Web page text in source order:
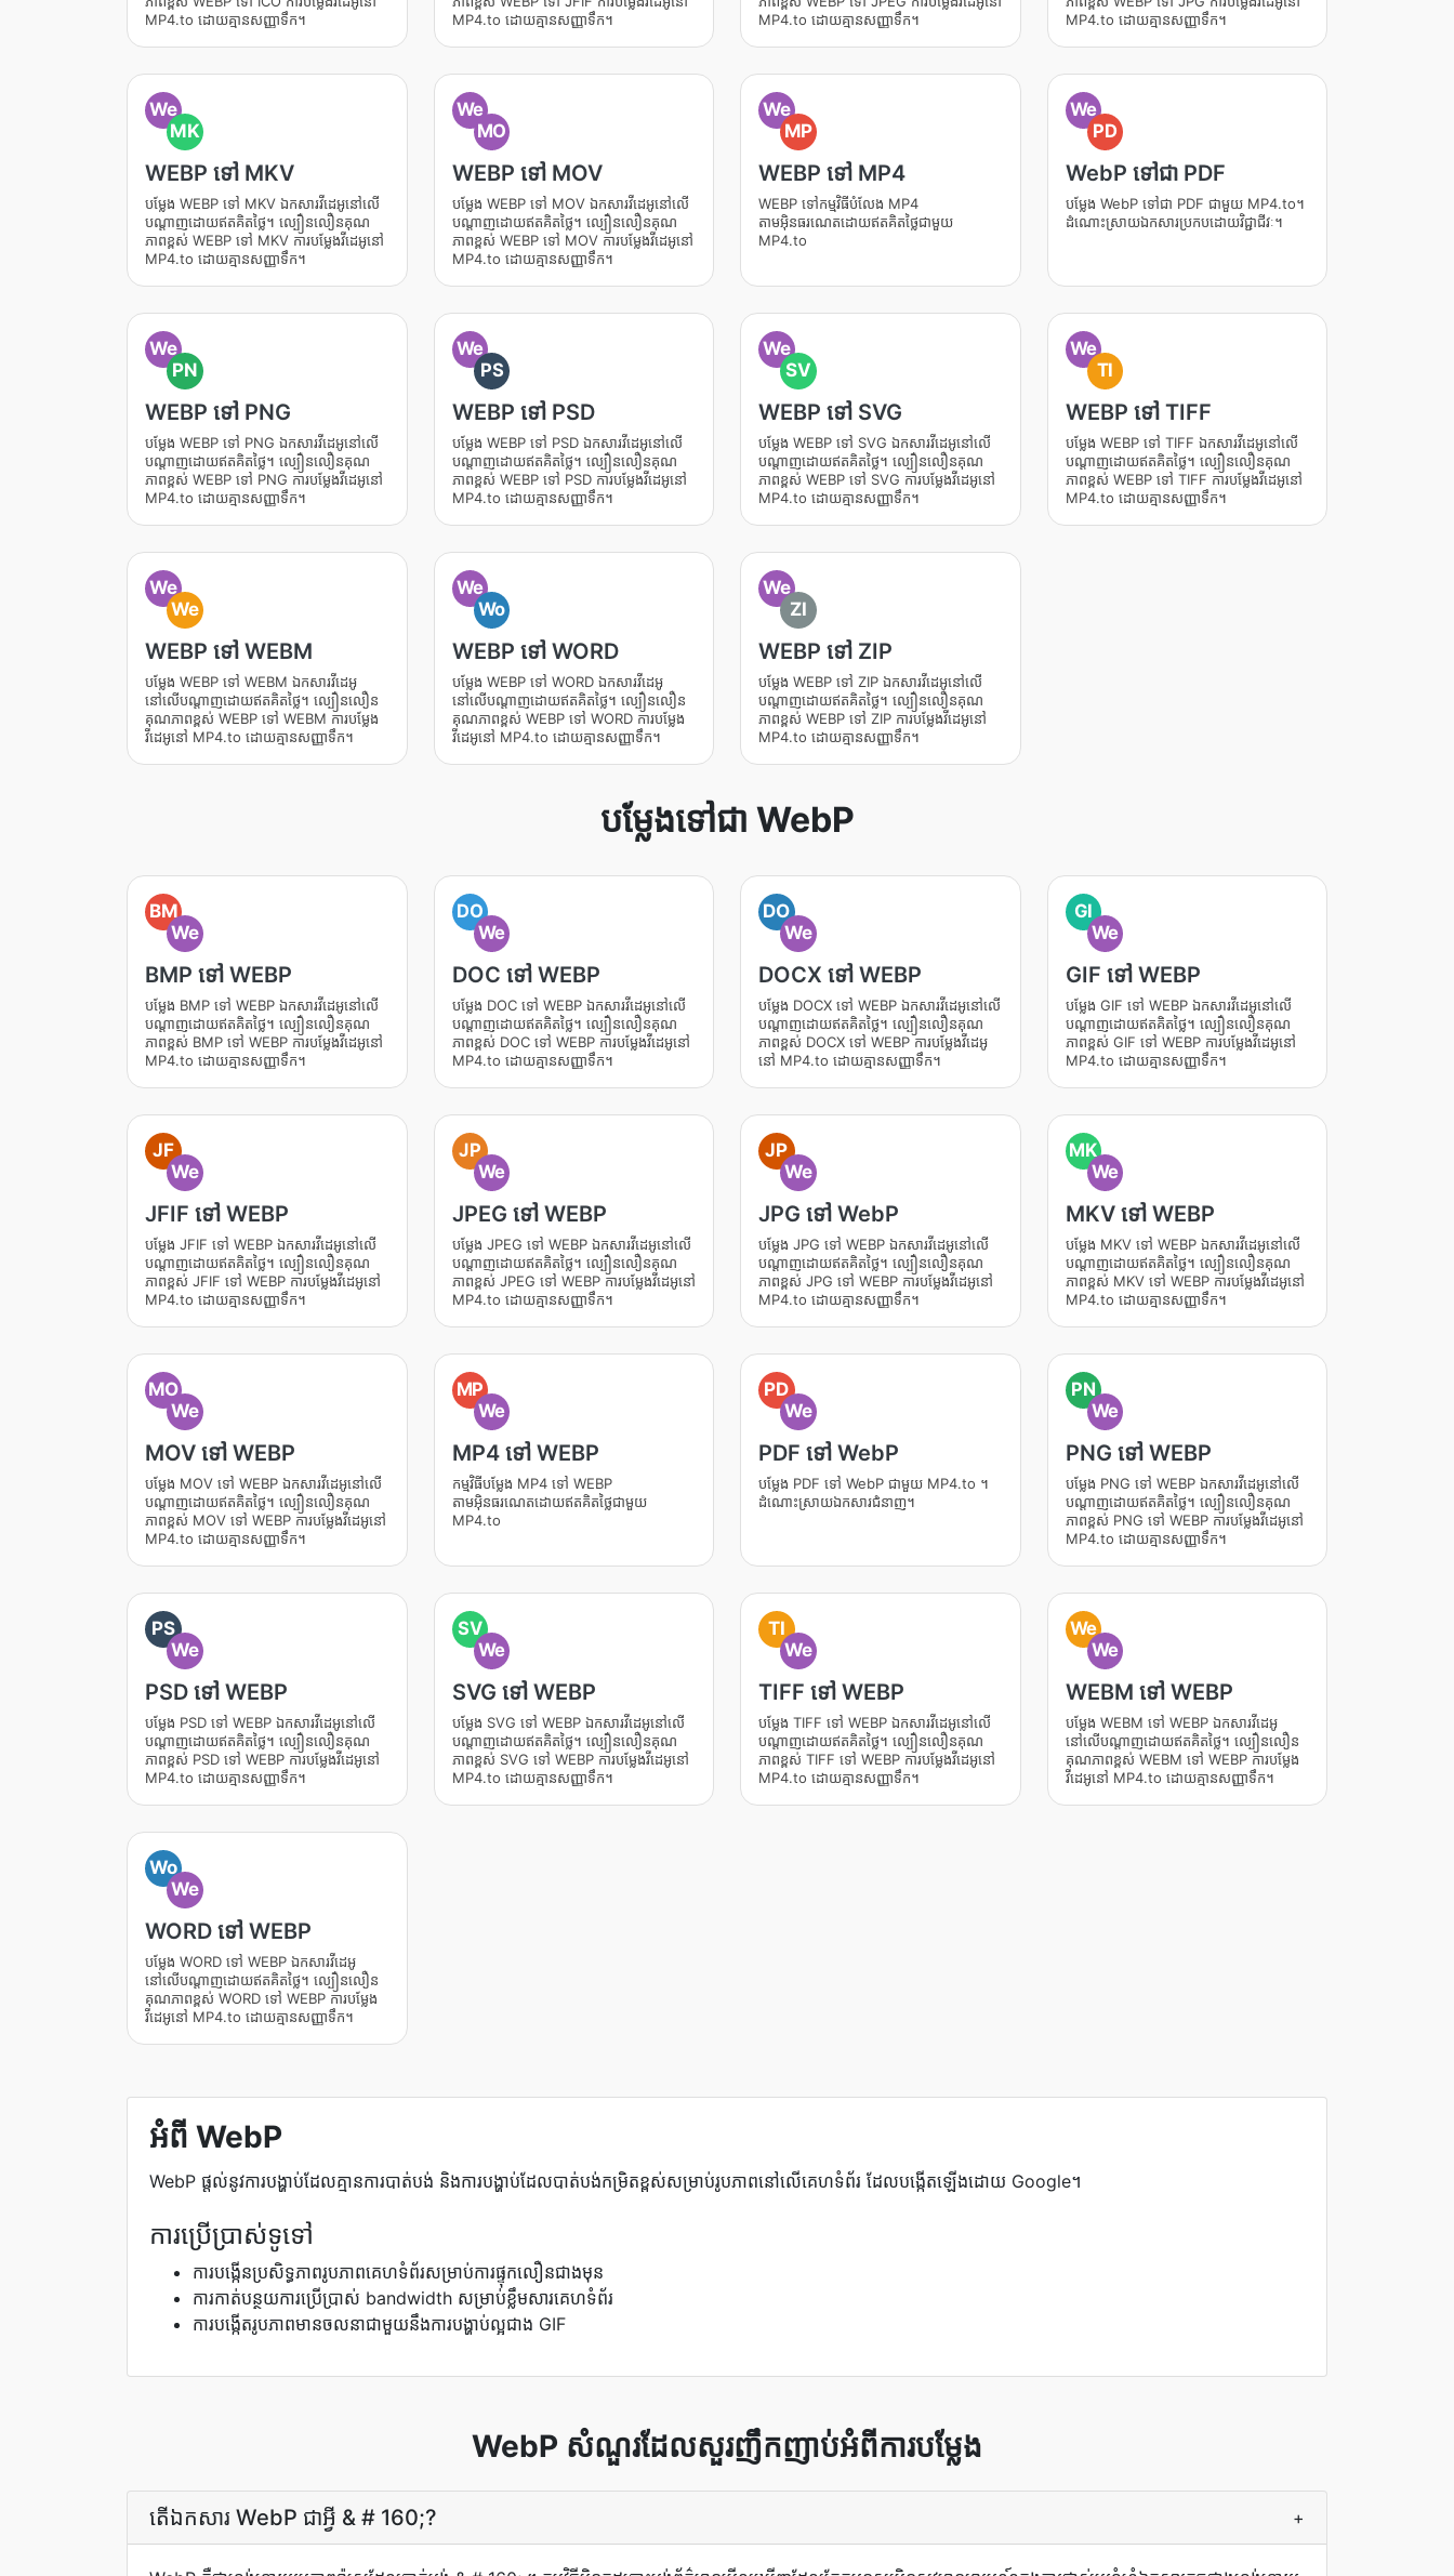
MP4.to ដោយគ្មានសញ្ញាទឹក។
MP4.to ដោយគ្មានសញ្ញាទឹក។
MP4.to ដោយគ្មានសញ្ញាទឹក។
MP4.to ដោយគ្មានសញ្ញាទឹក។
We
MK
WEBP ទៅ MKV
បម្លែង WEBP ទៅ MKV ឯកសារវីដេអូនៅលើ
បណ្តាញដោយឥតគិតថ្លៃ។ ល្បឿនលឿនគុណ
ភាពខ្ពស់ WEBP ទៅ MKV ការបម្លែងវីដេអូនៅ
MP4.to ដោយគ្មានសញ្ញាទឹក។
We
MO
WEBP ទៅ MOV
បម្លែង WEBP ទៅ MOV ឯកសារវីដេអូនៅលើ
បណ្តាញដោយឥតគិតថ្លៃ។ ល្បឿនលឿនគុណ
ភាពខ្ពស់ WEBP ទៅ MOV ការបម្លែងវីដេអូនៅ
MP4.to ដោយគ្មានសញ្ញាទឹក។
We
MP
WEBP ទៅ MP4
WEBP ទៅកម្មវិធីបំលែង MP4
តាមអ៊ិនធរណេតដោយឥតគិតថ្លៃជាមួយ
MP4.to
We
PD
WebP ទៅជា PDF
បម្លែង WebP ទៅជា PDF ជាមួយ MP4.to។
ដំណោះស្រាយឯកសារប្រកបដោយវិជ្ជាជីវៈ។
We
PN
WEBP ទៅ PNG
បម្លែង WEBP ទៅ PNG ឯកសារវីដេអូនៅលើ
បណ្តាញដោយឥតគិតថ្លៃ។ ល្បឿនលឿនគុណ
ភាពខ្ពស់ WEBP ទៅ PNG ការបម្លែងវីដេអូនៅ
MP4.to ដោយគ្មានសញ្ញាទឹក។
We
PS
WEBP ទៅ PSD
បម្លែង WEBP ទៅ PSD ឯកសារវីដេអូនៅលើ
បណ្តាញដោយឥតគិតថ្លៃ។ ល្បឿនលឿនគុណ
ភាពខ្ពស់ WEBP ទៅ PSD ការបម្លែងវីដេអូនៅ
MP4.to ដោយគ្មានសញ្ញាទឹក។
We
SV
WEBP ទៅ SVG
បម្លែង WEBP ទៅ SVG ឯកសារវីដេអូនៅលើ
បណ្តាញដោយឥតគិតថ្លៃ។ ល្បឿនលឿនគុណ
ភាពខ្ពស់ WEBP ទៅ SVG ការបម្លែងវីដេអូនៅ
MP4.to ដោយគ្មានសញ្ញាទឹក។
We
TI
WEBP ទៅ TIFF
បម្លែង WEBP ទៅ TIFF ឯកសារវីដេអូនៅលើ
បណ្តាញដោយឥតគិតថ្លៃ។ ល្បឿនលឿនគុណ
ភាពខ្ពស់ WEBP ទៅ TIFF ការបម្លែងវីដេអូនៅ
MP4.to ដោយគ្មានសញ្ញាទឹក។
We
We
WEBP ទៅ WEBM
បម្លែង WEBP ទៅ WEBM ឯកសារវីដេអូ
នៅលើបណ្តាញដោយឥតគិតថ្លៃ។ ល្បឿនលឿន
គុណភាពខ្ពស់ WEBP ទៅ WEBM ការបម្លែង
វីដេអូនៅ MP4.to ដោយគ្មានសញ្ញាទឹក។
We
Wo
WEBP ទៅ WORD
បម្លែង WEBP ទៅ WORD ឯកសារវីដេអូ
នៅលើបណ្តាញដោយឥតគិតថ្លៃ។ ល្បឿនលឿន
គុណភាពខ្ពស់ WEBP ទៅ WORD ការបម្លែង
វីដេអូនៅ MP4.to ដោយគ្មានសញ្ញាទឹក។
We
ZI
WEBP ទៅ ZIP
បម្លែង WEBP ទៅ ZIP ឯកសារវីដេអូនៅលើ
បណ្តាញដោយឥតគិតថ្លៃ។ ល្បឿនលឿនគុណ
ភាពខ្ពស់ WEBP ទៅ ZIP ការបម្លែងវីដេអូនៅ
MP4.to ដោយគ្មានសញ្ញាទឹក។
បម្លែងទៅជា WebP
BM
We
BMP ទៅ WEBP
បម្លែង BMP ទៅ WEBP ឯកសារវីដេអូនៅលើ
បណ្តាញដោយឥតគិតថ្លៃ។ ល្បឿនលឿនគុណ
ភាពខ្ពស់ BMP ទៅ WEBP ការបម្លែងវីដេអូនៅ
MP4.to ដោយគ្មានសញ្ញាទឹក។
DO
We
DOC ទៅ WEBP
បម្លែង DOC ទៅ WEBP ឯកសារវីដេអូនៅលើ
បណ្តាញដោយឥតគិតថ្លៃ។ ល្បឿនលឿនគុណ
ភាពខ្ពស់ DOC ទៅ WEBP ការបម្លែងវីដេអូនៅ
MP4.to ដោយគ្មានសញ្ញាទឹក។
DO
We
DOCX ទៅ WEBP
បម្លែង DOCX ទៅ WEBP ឯកសារវីដេអូនៅលើ
បណ្តាញដោយឥតគិតថ្លៃ។ ល្បឿនលឿនគុណ
ភាពខ្ពស់ DOCX ទៅ WEBP ការបម្លែងវីដេអូ
នៅ MP4.to ដោយគ្មានសញ្ញាទឹក។
GI
We
GIF ទៅ WEBP
បម្លែង GIF ទៅ WEBP ឯកសារវីដេអូនៅលើ
បណ្តាញដោយឥតគិតថ្លៃ។ ល្បឿនលឿនគុណ
ភាពខ្ពស់ GIF ទៅ WEBP ការបម្លែងវីដេអូនៅ
MP4.to ដោយគ្មានសញ្ញាទឹក។
JF
We
JFIF ទៅ WEBP
បម្លែង JFIF ទៅ WEBP ឯកសារវីដេអូនៅលើ
បណ្តាញដោយឥតគិតថ្លៃ។ ល្បឿនលឿនគុណ
ភាពខ្ពស់ JFIF ទៅ WEBP ការបម្លែងវីដេអូនៅ
MP4.to ដោយគ្មានសញ្ញាទឹក។
JP
We
JPEG ទៅ WEBP
បម្លែង JPEG ទៅ WEBP ឯកសារវីដេអូនៅលើ
បណ្តាញដោយឥតគិតថ្លៃ។ ល្បឿនលឿនគុណ
ភាពខ្ពស់ JPEG ទៅ WEBP ការបម្លែងវីដេអូនៅ
MP4.to ដោយគ្មានសញ្ញាទឹក។
JP
We
JPG ទៅ WebP
បម្លែង JPG ទៅ WEBP ឯកសារវីដេអូនៅលើ
បណ្តាញដោយឥតគិតថ្លៃ។ ល្បឿនលឿនគុណ
ភាពខ្ពស់ JPG ទៅ WEBP ការបម្លែងវីដេអូនៅ
MP4.to ដោយគ្មានសញ្ញាទឹក។
MK
We
MKV ទៅ WEBP
បម្លែង MKV ទៅ WEBP ឯកសារវីដេអូនៅលើ
បណ្តាញដោយឥតគិតថ្លៃ។ ល្បឿនលឿនគុណ
ភាពខ្ពស់ MKV ទៅ WEBP ការបម្លែងវីដេអូនៅ
MP4.to ដោយគ្មានសញ្ញាទឹក។
MO
We
MOV ទៅ WEBP
បម្លែង MOV ទៅ WEBP ឯកសារវីដេអូនៅលើ
បណ្តាញដោយឥតគិតថ្លៃ។ ល្បឿនលឿនគុណ
ភាពខ្ពស់ MOV ទៅ WEBP ការបម្លែងវីដេអូនៅ
MP4.to ដោយគ្មានសញ្ញាទឹក។
MP
We
MP4 ទៅ WEBP
កម្មវិធីបម្លែង MP4 ទៅ WEBP
តាមអ៊ិនធរណេតដោយឥតគិតថ្លៃជាមួយ
MP4.to
PD
We
PDF ទៅ WebP
បម្លែង PDF ទៅ WebP ជាមួយ MP4.to ។
ដំណោះស្រាយឯកសារជំនាញ។
PN
We
PNG ទៅ WEBP
បម្លែង PNG ទៅ WEBP ឯកសារវីដេអូនៅលើ
បណ្តាញដោយឥតគិតថ្លៃ។ ល្បឿនលឿនគុណ
ភាពខ្ពស់ PNG ទៅ WEBP ការបម្លែងវីដេអូនៅ
MP4.to ដោយគ្មានសញ្ញាទឹក។
PS
We
PSD ទៅ WEBP
បម្លែង PSD ទៅ WEBP ឯកសារវីដេអូនៅលើ
បណ្តាញដោយឥតគិតថ្លៃ។ ល្បឿនលឿនគុណ
ភាពខ្ពស់ PSD ទៅ WEBP ការបម្លែងវីដេអូនៅ
MP4.to ដោយគ្មានសញ្ញាទឹក។
SV
We
SVG ទៅ WEBP
បម្លែង SVG ទៅ WEBP ឯកសារវីដេអូនៅលើ
បណ្តាញដោយឥតគិតថ្លៃ។ ល្បឿនលឿនគុណ
ភាពខ្ពស់ SVG ទៅ WEBP ការបម្លែងវីដេអូនៅ
MP4.to ដោយគ្មានសញ្ញាទឹក។
TI
We
TIFF ទៅ WEBP
បម្លែង TIFF ទៅ WEBP ឯកសារវីដេអូនៅលើ
បណ្តាញដោយឥតគិតថ្លៃ។ ល្បឿនលឿនគុណ
ភាពខ្ពស់ TIFF ទៅ WEBP ការបម្លែងវីដេអូនៅ
MP4.to ដោយគ្មានសញ្ញាទឹក។
We
We
WEBM ទៅ WEBP
បម្លែង WEBM ទៅ WEBP ឯកសារវីដេអូ
នៅលើបណ្តាញដោយឥតគិតថ្លៃ។ ល្បឿនលឿន
គុណភាពខ្ពស់ WEBM ទៅ WEBP ការបម្លែង
វីដេអូនៅ MP4.to ដោយគ្មានសញ្ញាទឹក។
Wo
We
WORD ទៅ WEBP
បម្លែង WORD ទៅ WEBP ឯកសារវីដេអូ
នៅលើបណ្តាញដោយឥតគិតថ្លៃ។ ល្បឿនលឿន
គុណភាពខ្ពស់ WORD ទៅ WEBP ការបម្លែង
វីដេអូនៅ MP4.to ដោយគ្មានសញ្ញាទឹក។
អំពី WebP
WebP ផ្តល់នូវការបង្ហាប់ដែលគ្មានការបាត់បង់ និងការបង្ហាប់ដែលបាត់បង់កម្រិតខ្ពស់សម្រាប់រូបភាពនៅលើគេហទំព័រ ដែលបង្កើតឡើងដោយ Google។
ការប្រើប្រាស់ទូទៅ
ការបង្កើនប្រសិទ្ធភាពរូបភាពគេហទំព័រសម្រាប់ការផ្ទុកលឿនជាងមុន
ការកាត់បន្ថយការប្រើប្រាស់ bandwidth សម្រាប់ខ្លឹមសារគេហទំព័រ
ការបង្កើតរូបភាពមានចលនាជាមួយនឹងការបង្ហាប់ល្អជាង GIF
WebP សំណួរដែលសួរញឹកញាប់អំពីការបម្លែង
តើ​ឯកសារ WebP ជា​អ្វី & # 160;? +